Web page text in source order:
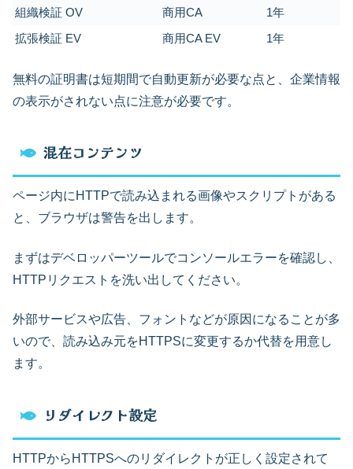
組織検証 OV
商用CA
1年
拡張検証 EV
商用CA EV 1年
無料の証明書は短期間で自動更新が必要な点と、企業情報
の表示がされない点に注意が必要です。
混在コンテンツ
ページ内にHTTPで読み込まれる画像やスクリプトがある
と、ブラウザは警告を出します。
まずはデベロッパーツールでコンソールエラーを確認し、
HTTPリクエストを洗い出してください。
外部サービスや広告、フォントなどが原因になることが多
いので、読み込み元をHTTPSに変更するか代替を用意し
ます。
リダイレクト設定
HTTPからHTTPSへのリダイレクトが正しく設定されて